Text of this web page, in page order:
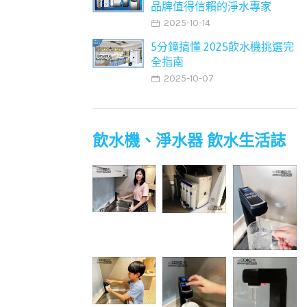
品牌值得信賴的淨水專家
2025-10-14
5分鐘搞懂 2025飲水機挑選完
全指南
2025-10-07
飲水機、淨水器 飲水生活誌